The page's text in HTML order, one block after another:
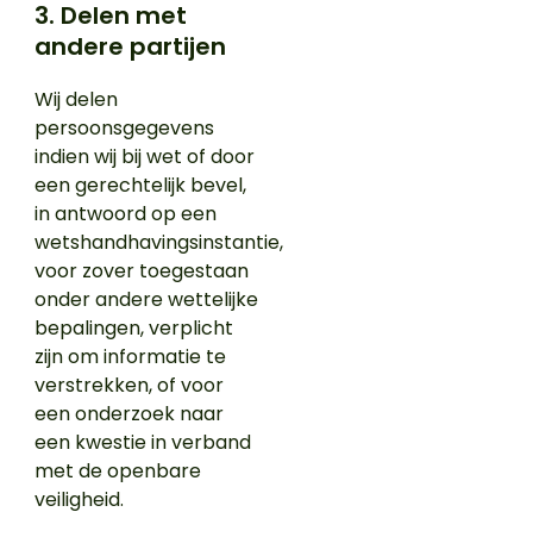
3. Delen met
andere partijen
Wij delen
persoonsgegevens
indien wij bij wet of door
een gerechtelijk bevel,
in antwoord op een
wetshandhavingsinstantie,
voor zover toegestaan
onder andere wettelijke
bepalingen, verplicht
zijn om informatie te
verstrekken, of voor
een onderzoek naar
een kwestie in verband
met de openbare
veiligheid.